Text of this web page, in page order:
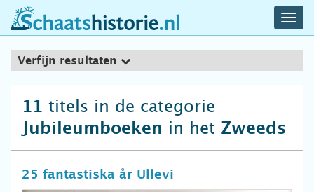
schaatshistorie.nl
Verfijn resultaten
11 titels in de categorie
Jubileumboeken in het Zweeds
25 fantastiska år Ullevi